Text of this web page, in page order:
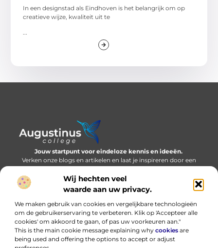
Wij hechten veel
waarde aan uw privacy.
We maken gebruik van cookies en vergelijkbare technologieën
om de gebruikerservaring te verbeteren. Klik op 'Accepteer alle
cookies' om akkoord te gaan, of pas uw voorkeuren aan."
This is the main cookie message explaining why cookies are
being used and offering the options to accept or adjust
In een designstad als Eindhoven is het belangrijk om op
creatieve wijze, kwaliteit uit te
...
Jouw startpunt voor eindeloze kennis en ideeën.
Verken onze blogs en artikelen en laat je inspireren door een
Bericht categorie
Onze informatie